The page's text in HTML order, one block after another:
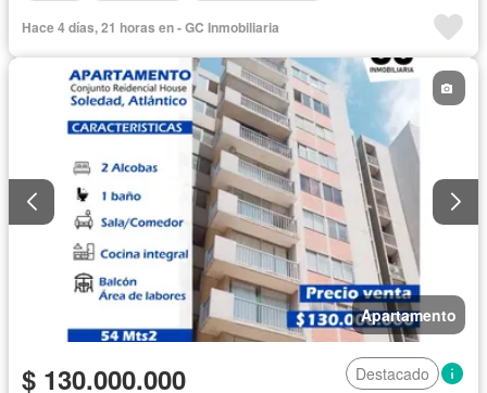
Hace 4 días, 21 horas en - GC Inmobiliaria
Apartamento
$ 130.000.000
Destacado